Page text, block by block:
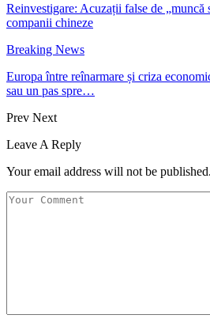
Reinvestigare: Acuzații false de „muncă
companii chineze
Breaking News
Europa între reînarmare și criza
sau un pas spre…
Prev Next
Leave A Reply
Your email address will not be published.